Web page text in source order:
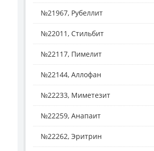
№21967, Рубеллит
№22011, Стильбит
№22117, Пимелит
№22144, Аллофан
№22233, Миметезит
№22259, Анапаит
№22262, Эритрин